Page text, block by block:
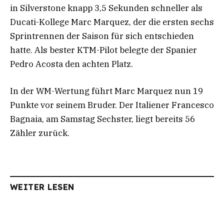
in Silverstone knapp 3,5 Sekunden schneller als
Ducati-Kollege Marc Marquez, der die ersten sechs
Sprintrennen der Saison für sich entschieden
hatte. Als bester KTM-Pilot belegte der Spanier
Pedro Acosta den achten Platz.
In der WM-Wertung führt Marc Marquez nun 19
Punkte vor seinem Bruder. Der Italiener Francesco
Bagnaia, am Samstag Sechster, liegt bereits 56
Zähler zurück.
WEITER LESEN